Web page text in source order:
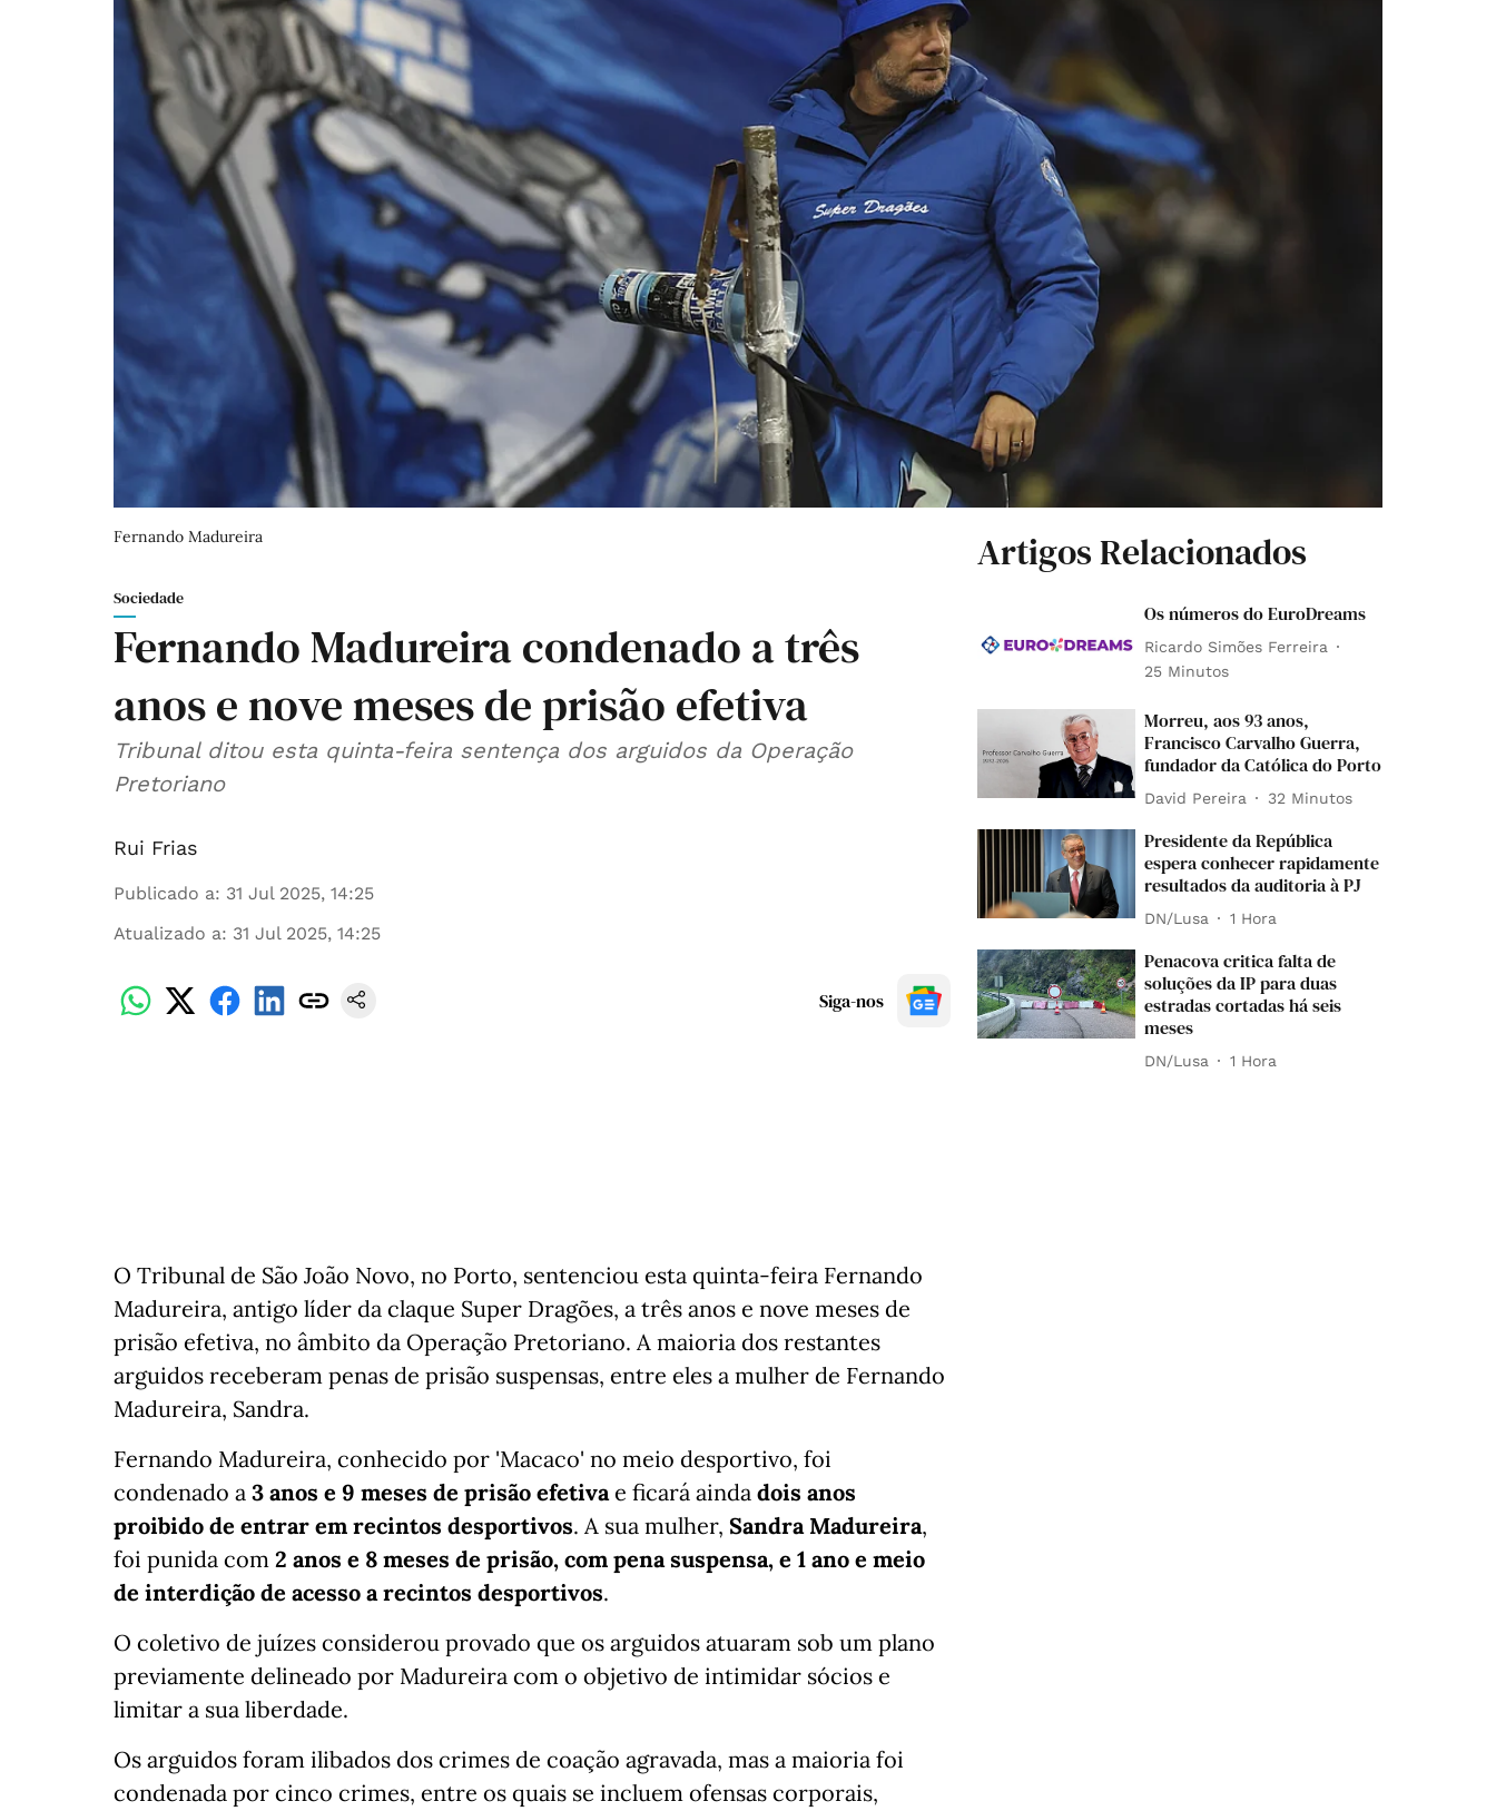
Fernando Madureira
Sociedade
Fernando Madureira condenado a três
anos e nove meses de prisão efetiva
Tribunal ditou esta quinta-feira sentença dos arguidos da Operação
Pretoriano
Rui Frias
Publicado a: 31 Jul 2025, 14:25
Atualizado a: 31 Jul 2025, 14:25
Siga-nos
O Tribunal de São João Novo, no Porto, sentenciou esta quinta-feira Fernando
Madureira, antigo líder da claque Super Dragões, a três anos e nove meses de
prisão efetiva, no âmbito da Operação Pretoriano. A maioria dos restantes
arguidos receberam penas de prisão suspensas, entre eles a mulher de Fernando
Madureira, Sandra.
Fernando Madureira, conhecido por 'Macaco' no meio desportivo, foi
condenado a 3 anos e 9 meses de prisão efetivae ficará ainda dois anos
proibido de entrar em recintos desportivos. A sua mulher, Sandra Madureira,
foi punida com 2 anos e 8 meses de prisão, com pena suspensa, e 1 ano e meio
de interdição de acesso a recintos desportivos.
O coletivo de juízes considerou provado que os arguidos atuaram sob um plano
previamente delineado por Madureira com o objetivo de intimidar sócios e
limitar a sua liberdade.
Os arguidos foram ilibados dos crimes de coação agravada, mas a maioria foi
condenada por cinco crimes, entre os quais se incluem ofensas corporais,
Artigos Relacionados
Os números do EuroDreams
Ricardo Simões Ferreira
25 Minutos
Morreu, aos 93 anos,
Francisco Carvalho Guerra,
fundador da Católica do Porto
David Pereira 32 Minutos
Presidente da República
espera conhecer rapidamente
resultados da auditoria à PJ
DN/Lusa 1 Hora
Penacova critica falta de
soluções da IP para duas
estradas cortadas há seis
meses
DN/Lusa 1 Hora